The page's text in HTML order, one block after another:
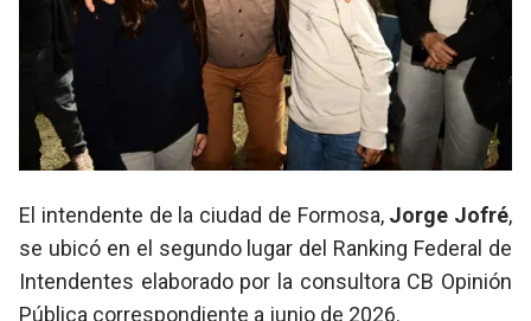
El intendente de la ciudad de Formosa, Jorge Jofré,
se ubicó en el segundo lugar del Ranking Federal de
Intendentes elaborado por la consultora CB Opinión
Pública correspondiente a junio de 2026.